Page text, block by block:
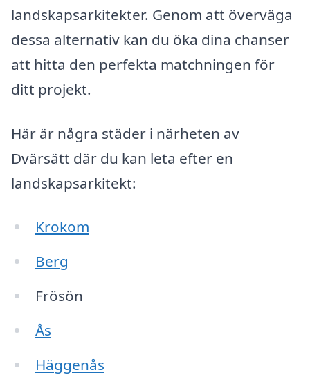
landskapsarkitekter. Genom att överväga
dessa alternativ kan du öka dina chanser
att hitta den perfekta matchningen för
ditt projekt.
Här är några städer i närheten av
Dvärsätt där du kan leta efter en
landskapsarkitekt:
Krokom
Berg
Frösön
Ås
Häggenås